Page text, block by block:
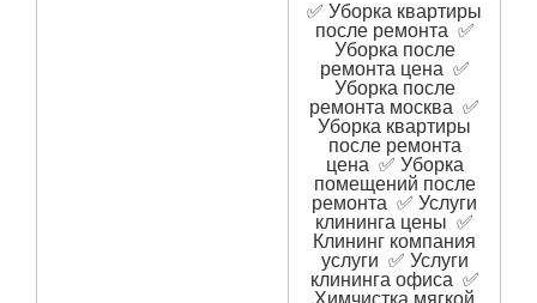
✅ Уборка квартиры
после ремонта ✅
Уборка после
ремонта цена ✅
Уборка после
ремонта москва ✅
Уборка квартиры
после ремонта
цена ✅ Уборка
помещений после
ремонта ✅ Услуги
клининга цены ✅
Клининг компания
услуги ✅ Услуги
клининга офиса ✅
Химчистка мягкой